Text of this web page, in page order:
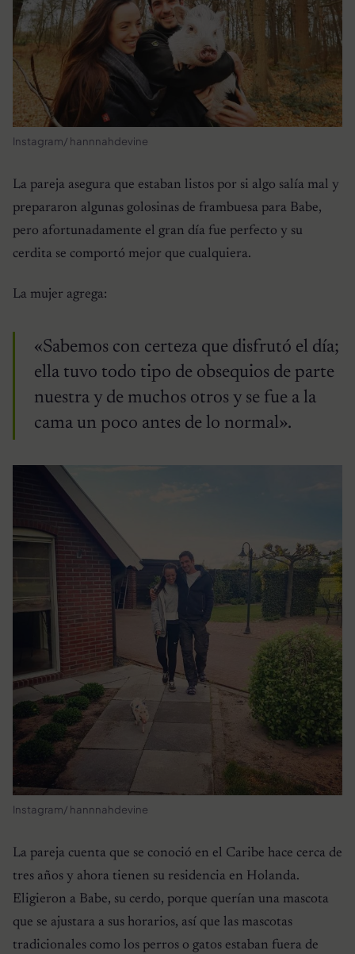
Instagram/ hannnahdevine
La pareja asegura que estaban listos por si algo salía mal y
prepararon algunas golosinas de frambuesa para Babe,
pero afortunadamente el gran día fue perfecto y su
cerdita se comportó mejor que cualquiera.
La mujer agrega:
«Sabemos con certeza que disfrutó el día;
ella tuvo todo tipo de obsequios de parte
nuestra y de muchos otros y se fue a la
cama un poco antes de lo normal».
Instagram/ hannnahdevine
La pareja cuenta que se conoció en el Caribe hace cerca de
tres años y ahora tienen su residencia en Holanda.
Eligieron a Babe, su cerdo, porque querían una mascota
que se ajustara a sus horarios, así que las mascotas
tradicionales como los perros o gatos estaban fuera de